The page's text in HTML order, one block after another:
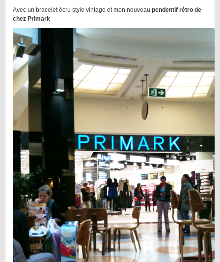
Avec un bracelet écru style vintage et mon nouveau pendentif rétro de
chez Primark